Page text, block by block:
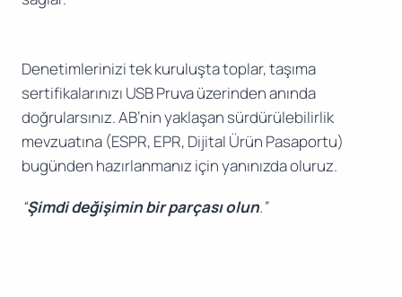
Denetimlerinizi tek kuruluşta toplar, taşıma
sertifikalarınızı USB Pruva üzerinden anında
doğrularsınız. AB’nin yaklaşan sürdürülebilirlik
mevzuatına (ESPR, EPR, Dijital Ürün Pasaportu)
bugünden hazırlanmanız için yanınızda oluruz.
“Şimdi değişimin bir parçası olun.”